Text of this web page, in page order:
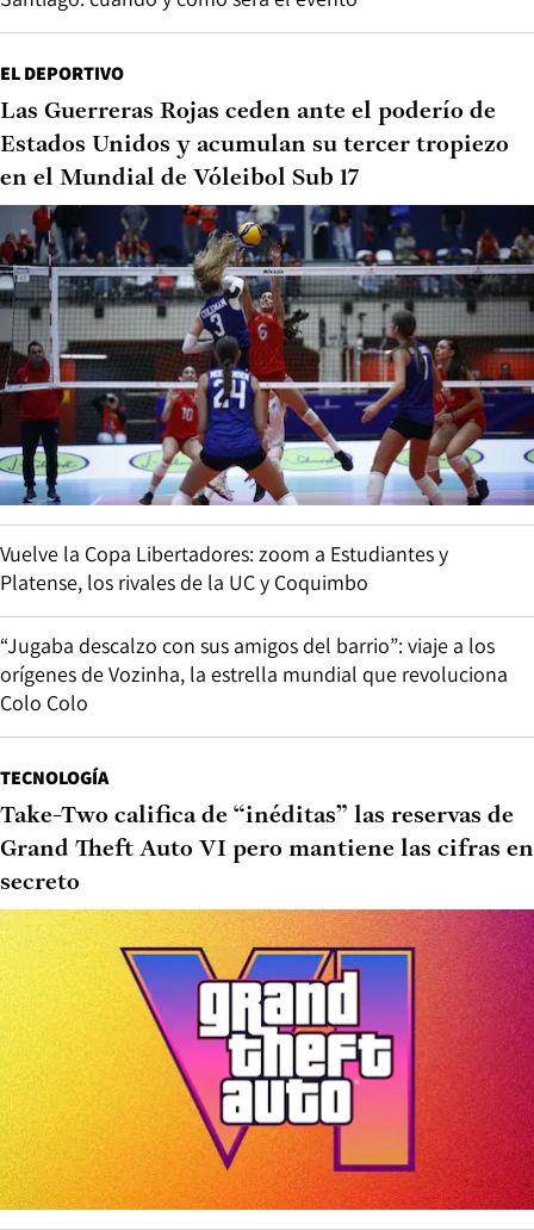
EL DEPORTIVO
Las Guerreras Rojas ceden ante el poderío de
Estados Unidos y acumulan su tercer tropiezo
en el Mundial de Vóleibol Sub 17
Vuelve la Copa Libertadores: zoom a Estudiantes y
Platense, los rivales de la UC y Coquimbo
“Jugaba descalzo con sus amigos del barrio”: viaje a los
orígenes de Vozinha, la estrella mundial que revoluciona
Colo Colo
TECNOLOGÍA
Take-Two califica de “inéditas” las reservas de
Grand Theft Auto VI pero mantiene las cifras en
secreto